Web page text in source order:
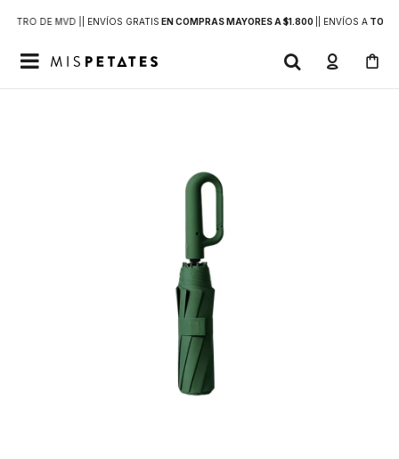
DE MVD | | ENVÍOS GRATIS EN COMPRAS MAYORES A $1.800 | ENVÍOS ATODO
